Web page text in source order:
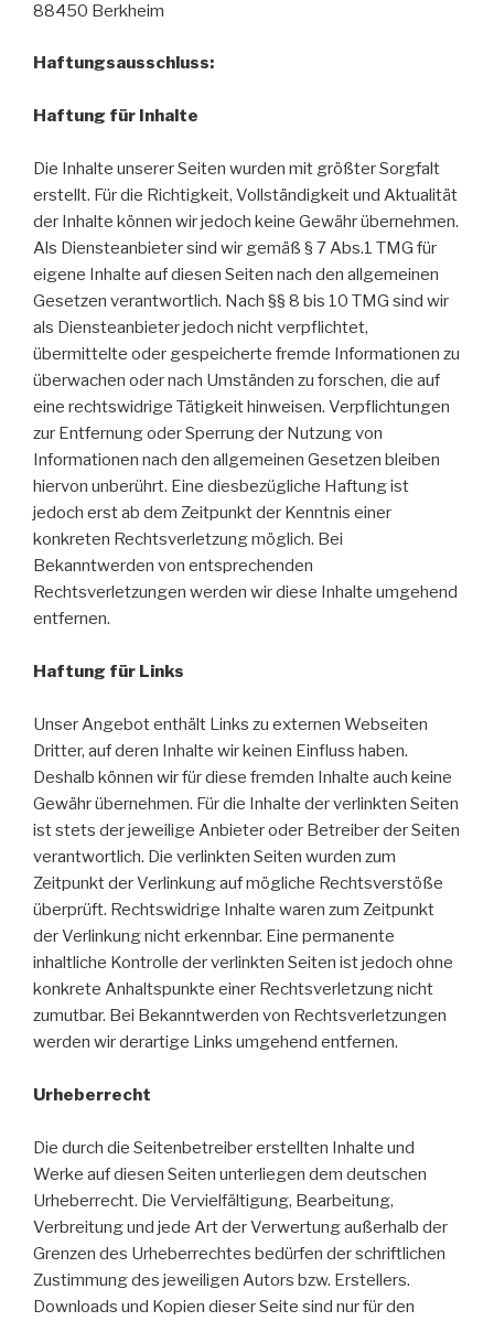
88450 Berkheim
Haftungsausschluss:
Haftung für Inhalte
Die Inhalte unserer Seiten wurden mit größter Sorgfalt
erstellt. Für die Richtigkeit, Vollständigkeit und Aktualität
der Inhalte können wir jedoch keine Gewähr übernehmen.
Als Diensteanbieter sind wir gemäß § 7 Abs.1 TMG für
eigene Inhalte auf diesen Seiten nach den allgemeinen
Gesetzen verantwortlich. Nach §§ 8 bis 10 TMG sind wir
als Diensteanbieter jedoch nicht verpflichtet,
übermittelte oder gespeicherte fremde Informationen zu
überwachen oder nach Umständen zu forschen, die auf
eine rechtswidrige Tätigkeit hinweisen. Verpflichtungen
zur Entfernung oder Sperrung der Nutzung von
Informationen nach den allgemeinen Gesetzen bleiben
hiervon unberührt. Eine diesbezügliche Haftung ist
jedoch erst ab dem Zeitpunkt der Kenntnis einer
konkreten Rechtsverletzung möglich. Bei
Bekanntwerden von entsprechenden
Rechtsverletzungen werden wir diese Inhalte umgehend
entfernen.
Haftung für Links
Unser Angebot enthält Links zu externen Webseiten
Dritter, auf deren Inhalte wir keinen Einfluss haben.
Deshalb können wir für diese fremden Inhalte auch keine
Gewähr übernehmen. Für die Inhalte der verlinkten Seiten
ist stets der jeweilige Anbieter oder Betreiber der Seiten
verantwortlich. Die verlinkten Seiten wurden zum
Zeitpunkt der Verlinkung auf mögliche Rechtsverstöße
überprüft. Rechtswidrige Inhalte waren zum Zeitpunkt
der Verlinkung nicht erkennbar. Eine permanente
inhaltliche Kontrolle der verlinkten Seiten ist jedoch ohne
konkrete Anhaltspunkte einer Rechtsverletzung nicht
zumutbar. Bei Bekanntwerden von Rechtsverletzungen
werden wir derartige Links umgehend entfernen.
Urheberrecht
Die durch die Seitenbetreiber erstellten Inhalte und
Werke auf diesen Seiten unterliegen dem deutschen
Urheberrecht. Die Vervielfältigung, Bearbeitung,
Verbreitung und jede Art der Verwertung außerhalb der
Grenzen des Urheberrechtes bedürfen der schriftlichen
Zustimmung des jeweiligen Autors bzw. Erstellers.
Downloads und Kopien dieser Seite sind nur für den